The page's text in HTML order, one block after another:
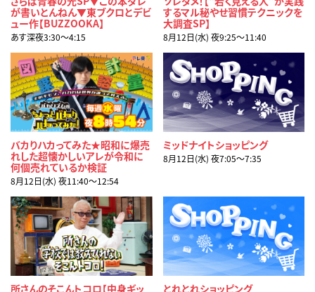
が書いとんねん▼東ブクロとデビ
ュー作【BUZZOOKA】
あす深夜3:30〜4:15
するマル秘やせ習慣テクニックを
大調査SP】
8月12日(水) 夜9:25〜11:40
バカりハカってみた★昭和に爆売
れした超懐かしいアレが令和に
何個売れているか検証
8月12日(水) 夜11:40〜12:54
ミッドナイトショッピング
8月12日(水) 夜7:05〜7:35
所さんのそこんトコロ【中身ギッ
とれとれショッピング